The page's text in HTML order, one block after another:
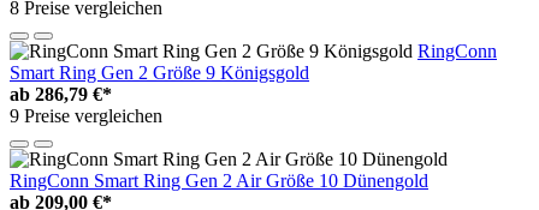
8 Preise vergleichen
RingConn
Smart Ring Gen 2 Größe 9 Königsgold
ab 286,79 €*
9 Preise vergleichen
RingConn Smart Ring Gen 2 Air Größe 10 Dünengold
ab 209,00 €*